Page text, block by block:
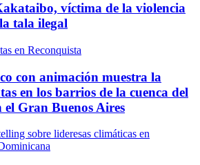
víctima de la violencia
tala ilegal
con animación muestra la
en los barrios de la cuenca del
el Gran Buenos Aires